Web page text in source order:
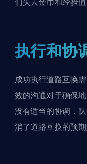
执行和协
成功执行道路互换
效的沟通对于确保
没有适当的协调，
消了道路互换的预期